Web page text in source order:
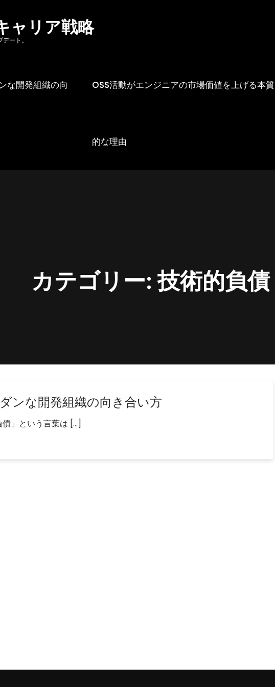
ャリア戦略
ート。
な開発組織の向 OSS活動がエンジニアの市場価値を上げる本質
的な理由
カテゴリー:技術的負債
ンな開発組織の向き合い方
」という言葉は […]